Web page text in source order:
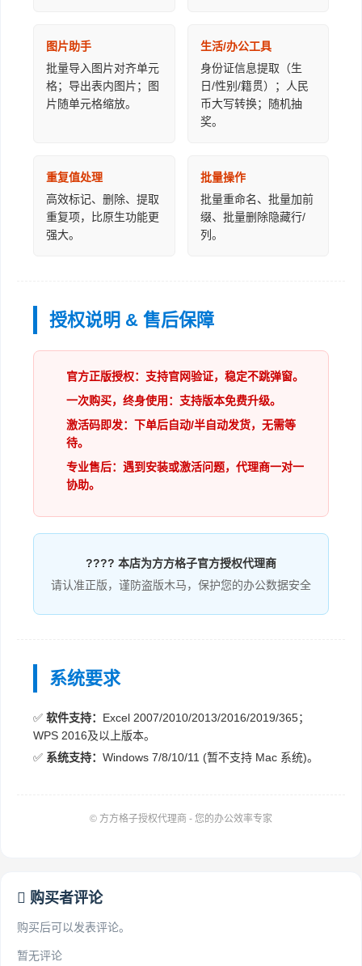
图片助手
批量导入图片对齐单元
格；导出表内图片；图
片随单元格缩放。
生活/办公工具
身份证信息提取（生
日/性别/籍贯）；人民
币大写转换；随机抽
奖。
重复值处理
高效标记、删除、提取
重复项，比原生功能更
强大。
批量操作
批量重命名、批量加前
缀、批量删除隐藏行/
列。
授权说明 & 售后保障
官方正版授权：支持官网验证，稳定不跳弹窗。
一次购买，终身使用：支持版本免费升级。
激活码即发：下单后自动/半自动发货，无需等
待。
专业售后：遇到安装或激活问题，代理商一对一
协助。
????️ 本店为方方格子官方授权代理商
请认准正版，谨防盗版木马，保护您的办公数据安全
系统要求
✅ 软件支持： Excel 2007/2010/2013/2016/2019/365；
WPS 2016及以上版本。
✅ 系统支持： Windows 7/8/10/11 (暂不支持 Mac 系统)。
© 方方格子授权代理商 - 您的办公效率专家
购买者评论
购买后可以发表评论。
暂无评论